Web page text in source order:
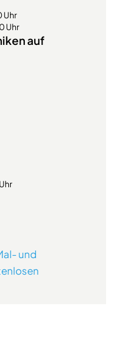
Uhr
Uhr
auf
und